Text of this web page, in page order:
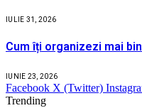
IULIE 31, 2026
Cum îți organizezi mai
IUNIE 23, 2026
Facebook X (Twitter)
Trending